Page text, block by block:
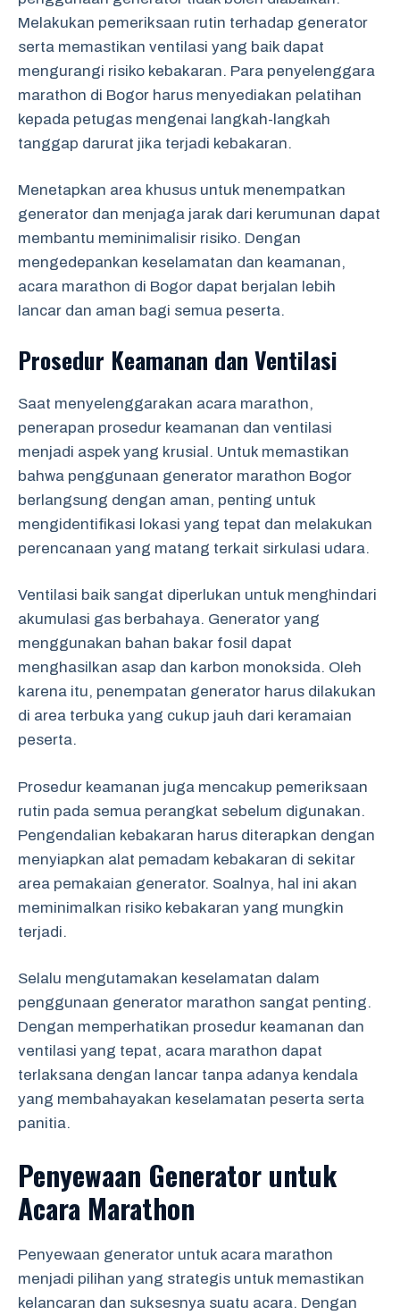
Melakukan pemeriksaan rutin terhadap generator
serta memastikan ventilasi yang baik dapat
mengurangi risiko kebakaran. Para penyelenggara
marathon di Bogor harus menyediakan pelatihan
kepada petugas mengenai langkah-langkah
tanggap darurat jika terjadi kebakaran.
Menetapkan area khusus untuk menempatkan
generator dan menjaga jarak dari kerumunan dapat
membantu meminimalisir risiko. Dengan
mengedepankan keselamatan dan keamanan,
acara marathon di Bogor dapat berjalan lebih
lancar dan aman bagi semua peserta.
Prosedur Keamanan dan Ventilasi
Saat menyelenggarakan acara marathon,
penerapan prosedur keamanan dan ventilasi
menjadi aspek yang krusial. Untuk memastikan
bahwa penggunaan generator marathon Bogor
berlangsung dengan aman, penting untuk
mengidentifikasi lokasi yang tepat dan melakukan
perencanaan yang matang terkait sirkulasi udara.
Ventilasi baik sangat diperlukan untuk menghindari
akumulasi gas berbahaya. Generator yang
menggunakan bahan bakar fosil dapat
menghasilkan asap dan karbon monoksida. Oleh
karena itu, penempatan generator harus dilakukan
di area terbuka yang cukup jauh dari keramaian
peserta.
Prosedur keamanan juga mencakup pemeriksaan
rutin pada semua perangkat sebelum digunakan.
Pengendalian kebakaran harus diterapkan dengan
menyiapkan alat pemadam kebakaran di sekitar
area pemakaian generator. Soalnya, hal ini akan
meminimalkan risiko kebakaran yang mungkin
terjadi.
Selalu mengutamakan keselamatan dalam
penggunaan generator marathon sangat penting.
Dengan memperhatikan prosedur keamanan dan
ventilasi yang tepat, acara marathon dapat
terlaksana dengan lancar tanpa adanya kendala
yang membahayakan keselamatan peserta serta
panitia.
Penyewaan Generator untuk
Acara Marathon
Penyewaan generator untuk acara marathon
menjadi pilihan yang strategis untuk memastikan
kelancaran dan suksesnya suatu acara. Dengan